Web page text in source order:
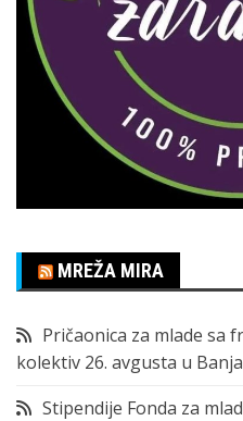
MREŽA MIRA
Pričaonica za mlade sa
kolektiv 26. avgusta u
Stipendije Fonda za